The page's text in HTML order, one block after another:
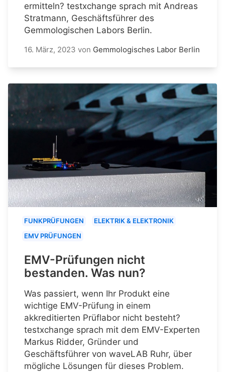
ermitteln? testxchange sprach mit Andreas
Stratmann, Geschäftsführer des
Gemmologischen Labors Berlin.
16. März, 2023 von Gemmologisches Labor Berlin
FUNKPRÜFUNGEN
ELEKTRIK & ELEKTRONIK
EMV PRÜFUNGEN
EMV-Prüfungen nicht
bestanden. Was nun?
Was passiert, wenn Ihr Produkt eine
wichtige EMV-Prüfung in einem
akkreditierten Prüflabor nicht besteht?
testxchange sprach mit dem EMV-Experten
Markus Ridder, Gründer und
Geschäftsführer von waveLAB Ruhr, über
mögliche Lösungen für dieses Problem.